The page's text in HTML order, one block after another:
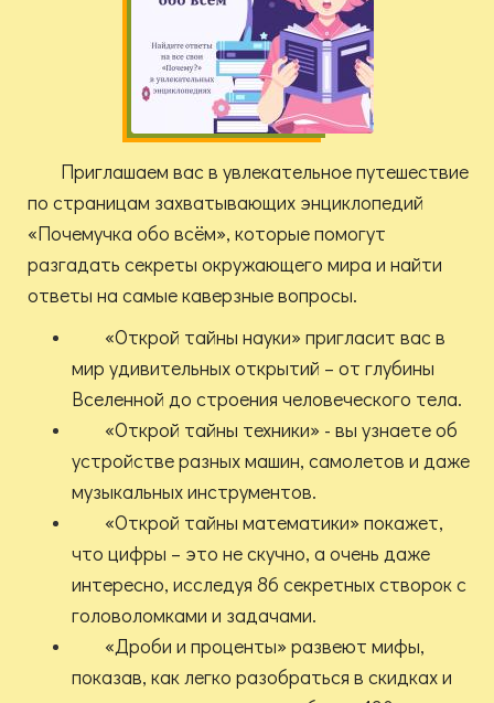
Приглашаем вас в увлекательное путешествие
по страницам захватывающих энциклопедий
«Почемучка обо всём», которые помогут
разгадать секреты окружающего мира и найти
ответы на самые каверзные вопросы.
«Открой тайны науки» пригласит вас в
мир удивительных открытий – от глубины
Вселенной до строения человеческого тела.
«Открой тайны техники» - вы узнаете об
устройстве разных машин, самолетов и даже
музыкальных инструментов.
«Открой тайны математики» покажет,
что цифры – это не скучно, а очень даже
интересно, исследуя 86 секретных створок с
головоломками и задачами.
«Дроби и проценты» развеют мифы,
показав, как легко разобраться в скидках и